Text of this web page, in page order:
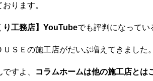
ります。
り工務店】YouTubeでも評判になってい
ＳＥの施工店がだいぶ増えてきました。
すよ、 コラムホームは他の施工店とは